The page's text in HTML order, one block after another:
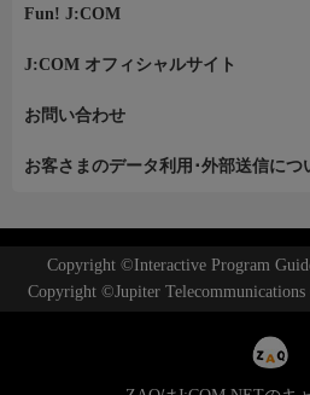
Fun! J:COM
J:COM オフィシャルサイト
お問い合わせ
お客さまのデータ利用･外部送信につ
Copyright ©Interactive Program
Copyright ©Jupiter